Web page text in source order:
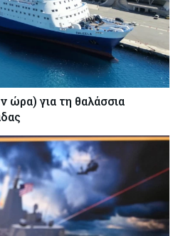
ώρα) για τη θαλάσσια